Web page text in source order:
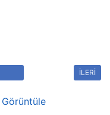
İLERİ